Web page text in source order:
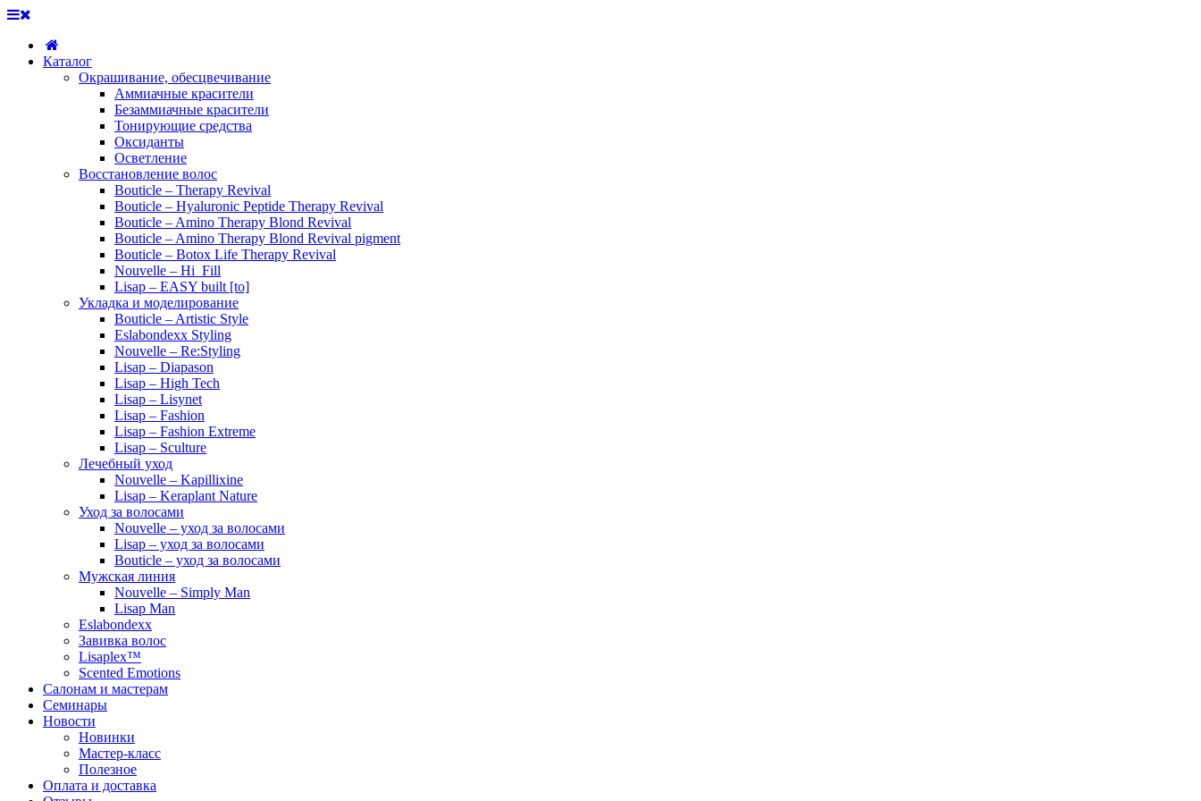
Каталог
Окрашивание, обесцвечивание
Аммиачные красители
Безаммиачные красители
Тонирующие средства
Оксиданты
Осветление
Восстановление волос
Bouticle – Therapy Revival
Bouticle – Hyaluronic Peptide Therapy Revival
Bouticle – Amino Therapy Blond Revival
Bouticle – Amino Therapy Blond Revival pigment
Bouticle – Botox Life Therapy Revival
Nouvelle – Hi_Fill
Lisap – EASY built [to]
Укладка и моделирование
Bouticle – Artistic Style
Eslabondexx Styling
Nouvelle – Re:Styling
Lisap – Diapason
Lisap – High Tech
Lisap – Lisynet
Lisap – Fashion
Lisap – Fashion Extreme
Lisap – Sculture
Лечебный уход
Nouvelle – Kapillixine
Lisap – Keraplant Nature
Уход за волосами
Nouvelle – уход за волосами
Lisap – уход за волосами
Bouticle – уход за волосами
Мужская линия
Nouvelle – Simply Man
Lisap Man
Eslabondexx
Завивка волос
Lisaplex™
Scented Emotions
Салонам и мастерам
Семинары
Новости
Новинки
Мастер-класс
Полезное
Оплата и доставка